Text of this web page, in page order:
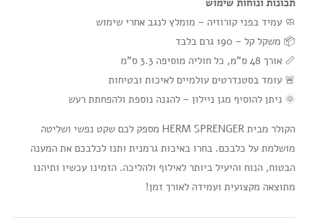
תכונות ונוחות שימוש
🧼 עמיד בפני קורוזיה – מומלץ לנגב אחרי שימוש
📦 משקל קל – 190 גרם בלבד
📏 אורך 48 ס"מ, כל חוליה מוסיפה 3.3 ס"מ
🚨 עומד בסטנדרטים עולמיים לאיכות ובטיחות
🌞 ניתן להוסיף מגן ניילון – להגנה נוספת ולהפחתת רעש
הקולר מבית HERM SPRENGER מספק לכם שקט נפשי ושליטה
מושלמת על כלבכם. בחרו באיכות גרמנית ותנו לכלבכם את המענה
הבטוח, הנוח והיעיל ביותר לאילוף ולהליכה. הזמינו עכשיו ותיהנו
מתוצאה מקצועית ועמידה לאורך זמן!